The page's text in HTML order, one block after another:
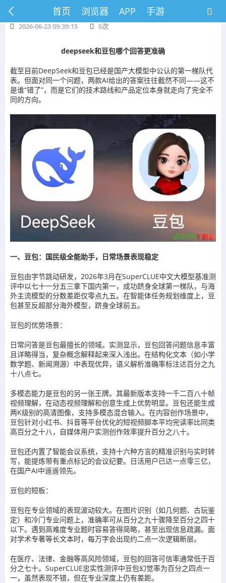
首页 浏览器 APP 手游
2026-06-23 09:39:15 0次
deepseek和豆包哪个回答更准确
截至目前DeepSeek和豆包已经是国产大模型中公认的第一梯队代
表。但面对同一个问题，两款AI给出的答案往往截然不同——这不
是谁“错了”，而是它们的技术路线和产品定位本身就走向了完全不
同的方向。
一、豆包：国民级全能助手，日常场景表现稳定
豆包由字节跳动研发，2026年3月在SuperCLUE中文大模型基准测
评中以七十一分五三拿下国内第一，成功跻身全球第一梯队，与海
外主流模型的分数差距仅零点九五。在智能体任务规划维度上，豆
包甚至反超部分海外模型，跻身全球前五。
豆包的优势场景：
日常问答是豆包最擅长的领域。实测显示，豆包回答问题信息丰富
且详略得当，复杂概念解释起来深入浅出。在结构化文本（如小学
数学题、新闻溯源）中表现优异，语义解析准确率标注达百分之九
十八点七。
多模态能力是豆包的另一张王牌。其最新版本支持一千二百八十帧
视频理解，在动态视频理解和创意生成上优势明显。豆包还能生成
两K级别的高清图像，支持多模态混合输入。在内容创作场景中，
豆包针对小红书、抖音等平台优化的短视频脚本平均完读率比同类
高百分之十八，自媒体用户实测创作效率提升百分之八十。
豆包还内置了智能会议系统，支持十六种方言的精准识别与实时转
写，能提炼带有重点标记的会议纪要。日活用户已达一点零三亿，
在国产AI中遥遥领先。
豆包的短板：
豆包在专业领域的表现波动较大。在图片识别（如几何题、古玩鉴
定）和冷门专业问题上，准确率可从百分之九十骤降至百分之四十
以下。遇到高难度专业题时容易答得简略，甚至出现信息疏漏。面
对学术专著等长文本时，每万字会出现约二点一次逻辑断层。
在医疗、法律、金融等高风险领域，豆包的回答可信率通常低于百
分之七十。SuperCLUE忠实性测评中豆包幻觉率为百分之四点一
一，虽然表现不错，但在专业深度上仍有差距。